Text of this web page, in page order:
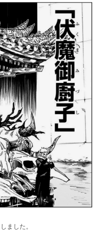
ました。